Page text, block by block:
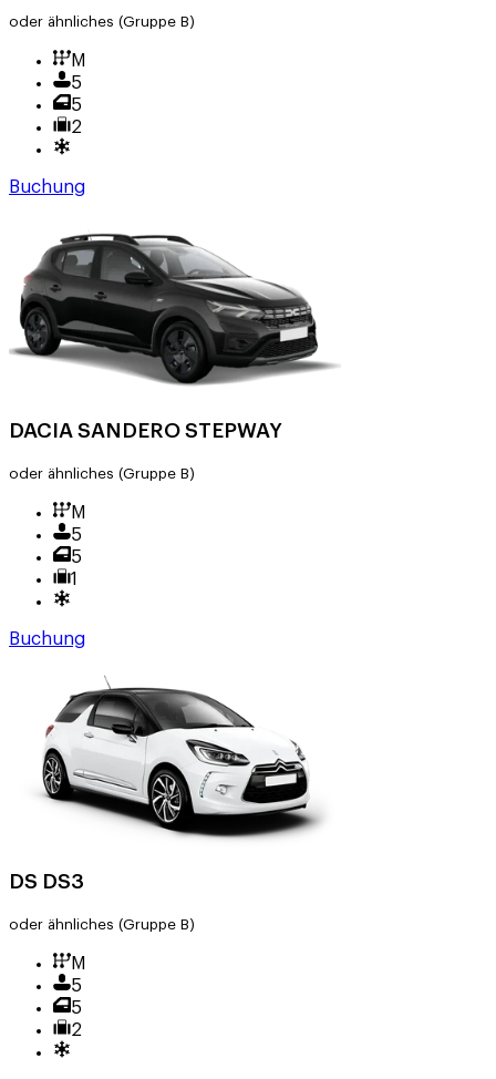
oder ähnliches (Gruppe B)
M
5
5
2
Buchung
DACIA SANDERO STEPWAY
oder ähnliches (Gruppe B)
M
5
5
1
Buchung
DS DS3
oder ähnliches (Gruppe B)
M
5
5
2